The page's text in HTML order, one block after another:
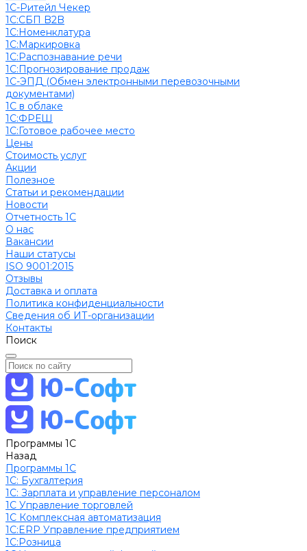
1С-Ритейл Чекер
1С:СБП B2B
1С:Номенклатура
1С:Маркировка
1С:Распознавание речи
1С:Прогнозирование продаж
1С-ЭПД (Обмен электронными перевозочными
документами)
1С в облаке
1С:ФРЕШ
1C:Готовое рабочее место
Цены
Стоимость услуг
Акции
Полезное
Cтатьи и рекомендации
Новости
Отчетность 1С
О нас
Вакансии
Наши статусы
ISO 9001:2015
Отзывы
Доставка и оплата
Политика конфиденциальности
Сведения об ИТ-организации
Контакты
Поиск
Программы 1С
Назад
Программы 1С
1C: Бухгалтерия
1С: Зарплата и управление персоналом
1С Управление торговлей
1С Комплексная автоматизация
1С:ERP Управление предприятием
1С:Розница